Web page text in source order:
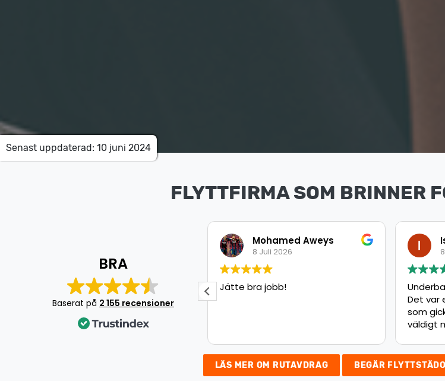
Senast uppdaterad: 10 juni 2024
FLYTTFIRMA SOM BRINNER
BRA
Baserat på 2 155 recensioner
Jätte bra jobb!
Iska
8 Juli 2026
Underbar upplevelse
Jätte
LÄS MER OM RUTAVDRAG BEGÄR